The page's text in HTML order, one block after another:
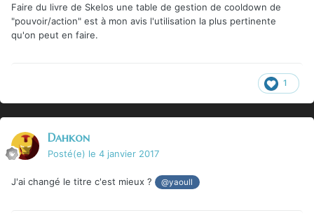
Faire du livre de Skelos une table de gestion de cooldown de
"pouvoir/action" est à mon avis l'utilisation la plus pertinente
qu'on peut en faire.
1
Dahkon
Posté(e) le 4 janvier 2017
J'ai changé le titre c'est mieux ? @yaoull